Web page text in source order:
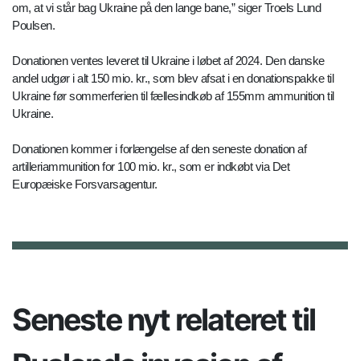
om, at vi står bag Ukraine på den lange bane,” siger Troels Lund
Poulsen.
Donationen ventes leveret til Ukraine i løbet af 2024. Den danske
andel udgør i alt 150 mio. kr., som blev afsat i en donationspakke til
Ukraine før sommerferien til fællesindkøb af 155mm ammunition til
Ukraine.
Donationen kommer i forlængelse af den seneste donation af
artilleriammunition for 100 mio. kr., som er indkøbt via Det
Europæiske Forsvarsagentur.
Seneste nyt relateret til